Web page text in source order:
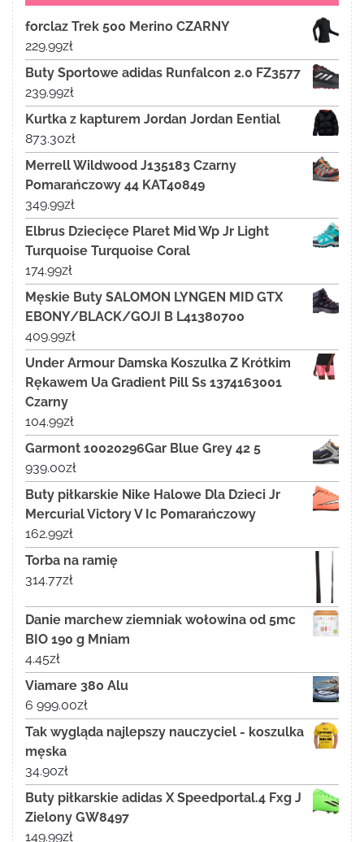
forclaz Trek 500 Merino CZARNY
229.99zł
Buty Sportowe adidas Runfalcon 2.0 FZ3577
239.99zł
Kurtka z kapturem Jordan Jordan Eential
873.30zł
Merrell Wildwood J135183 Czarny
Pomarańczowy 44 KAT40849
349.99zł
Elbrus Dziecięce Plaret Mid Wp Jr Light
Turquoise Turquoise Coral
174.99zł
Męskie Buty SALOMON LYNGEN MID GTX
EBONY/BLACK/GOJI B L41380700
409.99zł
Under Armour Damska Koszulka Z Krótkim
Rękawem Ua Gradient Pill Ss 1374163001
Czarny
104.99zł
Garmont 10020296Gar Blue Grey 42 5
939.00zł
Buty piłkarskie Nike Halowe Dla Dzieci Jr
Mercurial Victory V Ic Pomarańczowy
162.99zł
Torba na ramię
314.77zł
Danie marchew ziemniak wołowina od 5mc
BIO 190 g Mniam
4.45zł
Viamare 380 Alu
6 999.00zł
Tak wygląda najlepszy nauczyciel - koszulka
męska
34.90zł
Buty piłkarskie adidas X Speedportal.4 Fxg J
Zielony GW8497
149.99zł